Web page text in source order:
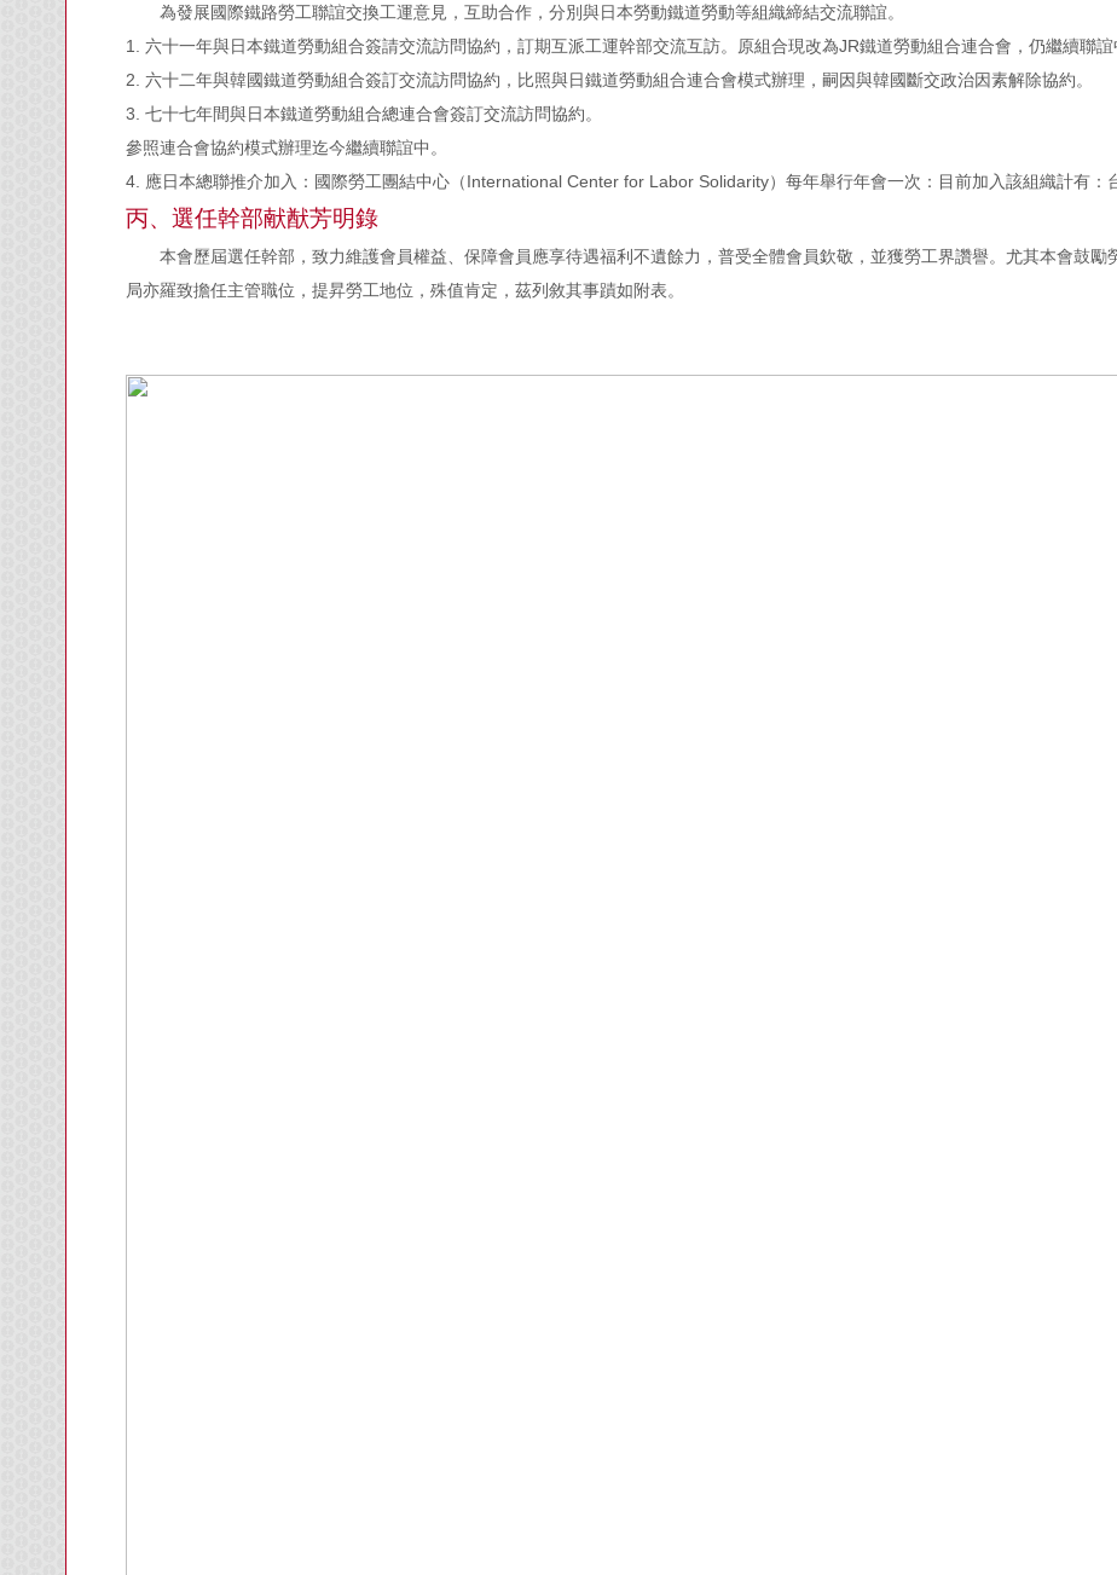
為發展國際鐵路勞工聯誼交換工運意見，互助合作，分別與日本勞動鐵道勞動等組織締結交流聯誼。
1. 六十一年與日本鐵道勞動組合簽請交流訪問協約，訂期互派工運幹部交流互訪。原組合現改為JR鐵道勞動組合連合會，仍繼續聯誼
2. 六十二年與韓國鐵道勞動組合簽訂交流訪問協約，比照與日鐵道勞動組合連合會模式辦理，嗣因與韓國斷交政治因素解除協約。
3. 七十七年間與日本鐵道勞動組合總連合會簽訂交流訪問協約。
參照連合會協約模式辦理迄今繼續聯誼中。
4. 應日本總聯推介加入：國際勞工團結中心（International Center for Labor Solidarity）每年舉行年會一次：目前加入該組織計有：
丙、選任幹部献猷芳明錄
本會歷屆選任幹部，致力維護會員權益、保障會員應享待遇福利不遺餘力，普受全體會員欽敬，並獲勞工界讚譽。尤其本會鼓
局亦羅致擔任主管職位，提昇勞工地位，殊值肯定，茲列敘其事蹟如附表。